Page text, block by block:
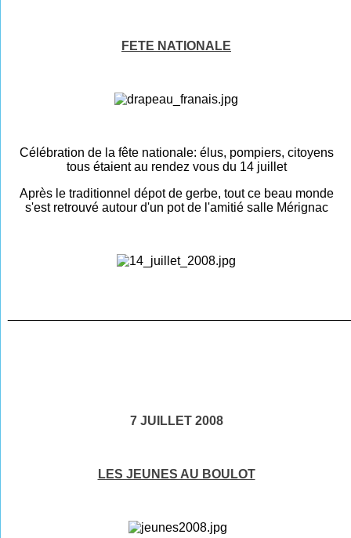
FETE NATIONALE
Célébration de la fête nationale: élus, pompiers, citoyens
tous étaient au rendez vous du 14 juillet
Après le traditionnel dépot de gerbe, tout ce beau monde
s'est retrouvé autour d'un pot de l'amitié salle Mérignac
7 JUILLET 2008
LES JEUNES AU BOULOT